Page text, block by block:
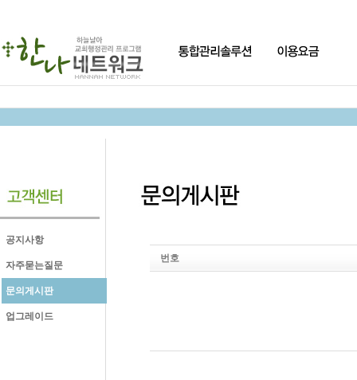
공지사항
자주묻는질문
문의게시판
업그레이드
번호